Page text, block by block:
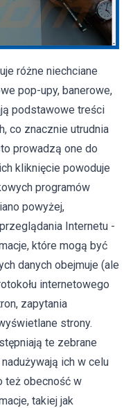
różne niechciane
pop-upy, banerowe,
podstawowe treści
co znacznie utrudnia
prowadzą one do
kliknięcie powoduje
programów
powyżej,
Internetu -
które mogą być
danych obejmuje (ale
internetowego
zapytania
strony.
te zebrane
ich w celu
też obecność w
takiej jak